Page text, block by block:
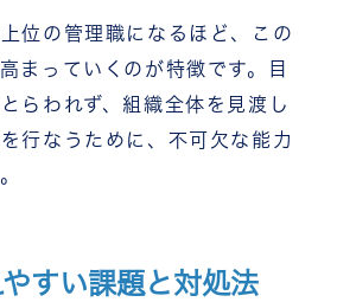
位の管理職になるほど、この
まっていくのが特徴です。目
らわれず、組織全体を見渡し
行なうために、不可欠な能力
すい課題と対処法